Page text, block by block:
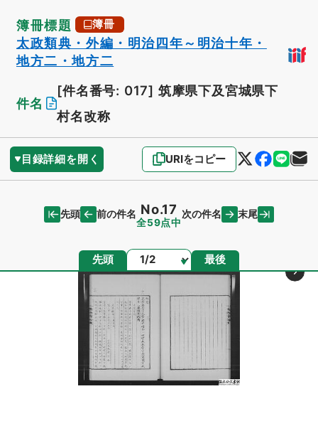
簿冊標題 簿冊
太政類典・外編・明治四年～明治十年・
地方二・地方二
件名
[件名番号: 017] 筑摩県下及宮城県下
村名改称
目録詳細を開く URIをコピー
先頭 前の件名 No.17
全59点中
次の件名 末尾
先頭 ページ 最後